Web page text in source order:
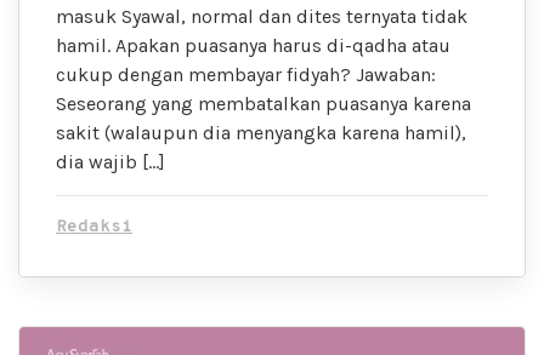
masuk Syawal, normal dan dites ternyata tidak
hamil. Apakan puasanya harus di-qadha atau
cukup dengan membayar fidyah? Jawaban:
Seseorang yang membatalkan puasanya karena
sakit (walaupun dia menyangka karena hamil),
dia wajib […]
Redaksi